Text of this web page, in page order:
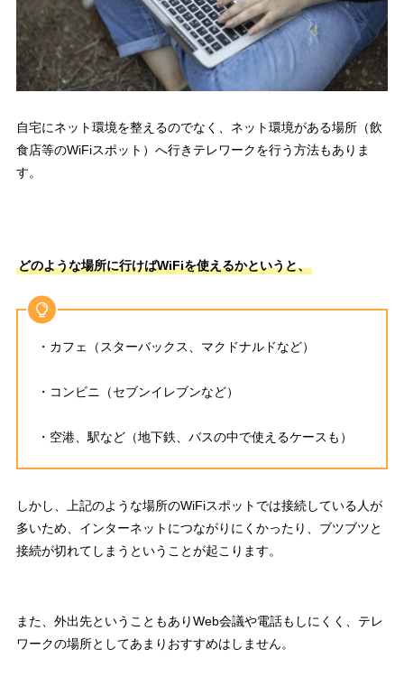
自宅にネット環境を整えるのでなく、 ネット環境がある場所（飲
食店等のWiFiスポット）へ行きテレワークを行う方法もありま
す。
どのような場所に行けばWiFiを使えるかというと、
・カフェ（スターバックス、マクドナルドなど）
・コンビニ（セブンイレブンなど）
・空港、駅など（地下鉄、バスの中で使えるケースも）
しかし、上記のような場所のWiFiスポットでは接続している人が
多いため、インターネットにつながりにくかったり、ブツブツと
接続が切れてしまうということが起こります。
また、外出先ということもありWeb会議や電話もしにくく、 テレ
ワークの場所としてあまりおすすめはしません。